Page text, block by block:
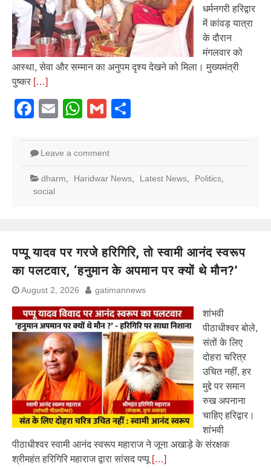
धर्मनगरी हरिद्वार
में कांवड़ यात्रा
के दौरान
मंगलवार को
आस्था, सेवा और सम्मान का अनुपम दृश्य देखने को मिला। मुख्यमंत्री
पुष्कर […]
Facebook
EmailWhatsApp
Gmail
Leave a comment
dharm Haridwar News Latest News Politics
social
पप्पू यादव पर गरजे हरिगिरि, तो स्वामी आनंद स्वरूप
का पलटवार, ‘हनुमान के अपमान पर क्यों थे मौन?’
August 2, 2026 gatimannews
शांभवी
पीठाधीश्वर बोले,
संतों के लिए
दोहरा चरित्र
उचित नहीं, हर
मुद्दे पर समान
रुख अपनाना
चाहिए हरिद्वार।
शांभवी
पीठाधीश्वर स्वामी आनंद स्वरूप महाराज ने जूना अखाड़े के संरक्षक
श्रीमहंत हरिगिरि महाराज द्वारा सांसद पप्पू […]